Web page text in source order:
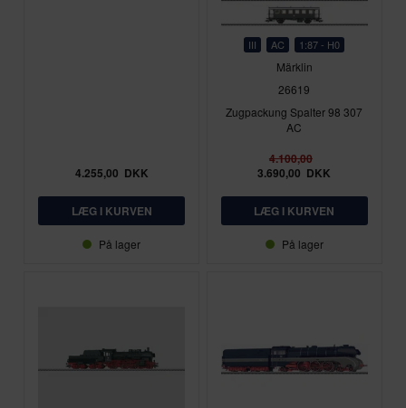
4.255,00 DKK
På lager
III AC 1:87 - H0
Märklin
26619
Zugpackung Spalter 98 307
AC
4.100,00
3.690,00 DKK
På lager